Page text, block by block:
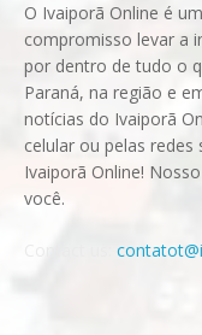
O Ivaiporã Online é
compromisso levar a
por dentro de tudo o
Paraná, na região e
notícias do Ivaiporã
celular ou pelas
Ivaiporã Online!
você.